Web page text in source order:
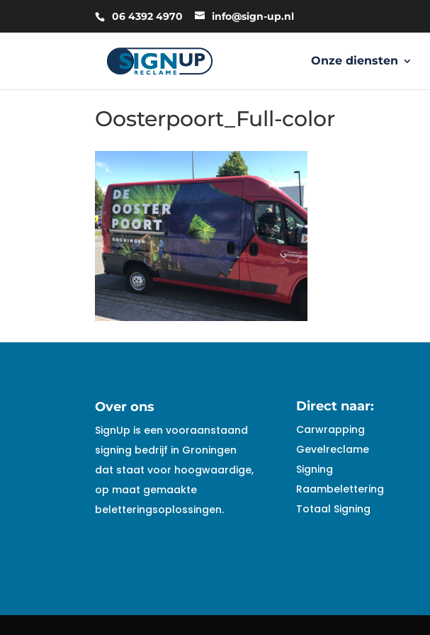
06 4392 4970 info@sign-up.nl
Onze diensten
Oosterpoort_Full-color
Over ons
SignUp is een vooraanstaand
signing bedrijf in Groningen
dat staat voor hoogwaardige,
op maat gemaakte
beletteringsoplossingen.
Direct naar:
Carwrapping
Gevelreclame
Signing
Raambelettering
Totaal Signing